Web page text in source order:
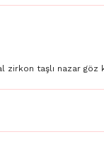
zirkon taşlı nazar göz